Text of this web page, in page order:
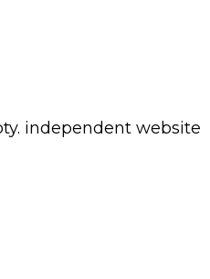
independent website